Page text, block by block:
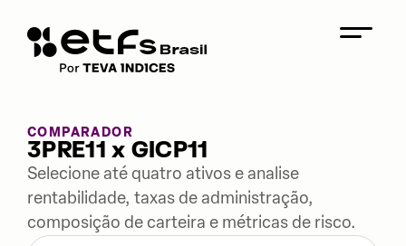
COMPARADOR
3PRE11 x GICP11
Selecione até quatro ativos e analise
rentabilidade, taxas de administração,
composição de carteira e métricas de risco.